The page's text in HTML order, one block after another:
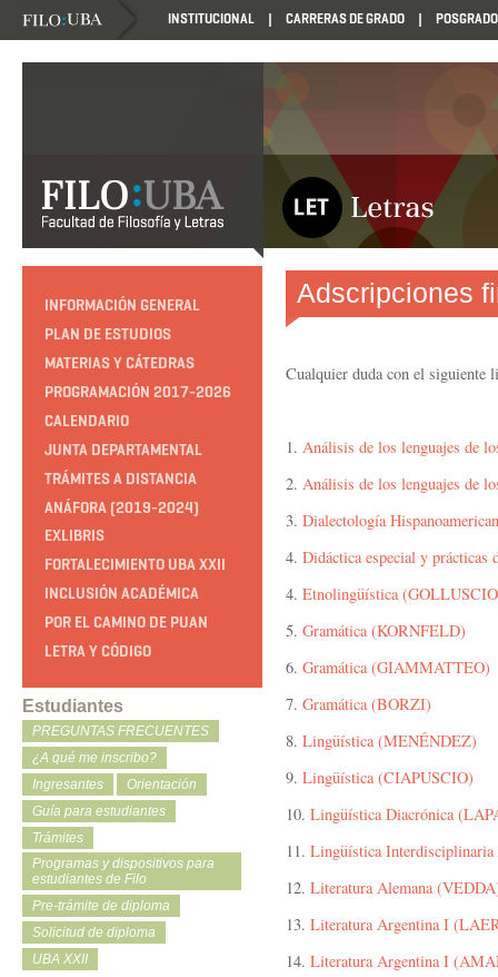
INSTITUCIONAL CARRERAS DE GRADO POSGRADO
INFORMACIÓN GENERAL
PLAN DE ESTUDIOS
MATERIAS Y CÁTEDRAS
PROGRAMACIÓN 2017-2026
CALENDARIO
JUNTA DEPARTAMENTAL
TRÁMITES A DISTANCIA
ANÁFORA (2019-2024)
EXLIBRIS
FORTALECIMIENTO UBA XXII
INCLUSIÓN ACADÉMICA
POR EL CAMINO DE PUAN
LETRA Y CÓDIGO
Estudiantes
PREGUNTAS FRECUENTES
¿A qué me inscribo?
Ingresantes
Orientación
Guía para estudiantes
Trámites
Programas y dispositivos para
estudiantes de Filo
Pre-trámite de diploma
Solicitud de diploma
UBA XXII
Adscripciones
Cualquier duda con el siguiente
1. Análisis de los lenguajes de
2. Análisis de los lenguajes de
3. Dialectología
4. Didáctica especial y
4. Etnolingüística
5. Gramática (KORNFELD)
6. Gramática (GIAMMATTEO)
7. Gramática (BORZI)
8. Lingüística (MENÉNDEZ)
9. Lingüística (CIAPUSCIO)
10. Lingüística Diacrónica
11. Lingüística
12. Literatura Alemana
13. Literatura Argentina I
14. Literatura Argentina I